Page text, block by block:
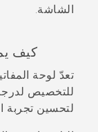
الشاشة.
كيف
تعدّ لوحة
للتخصيص لدرجة
لتحسين تجربة